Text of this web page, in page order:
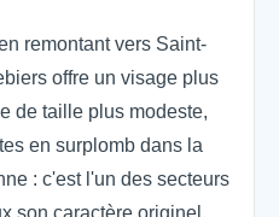
remontant vers Saint-
offre un visage plus
de taille plus modeste,
en surplomb dans la
: c'est l'un des secteurs
son caractère originel,